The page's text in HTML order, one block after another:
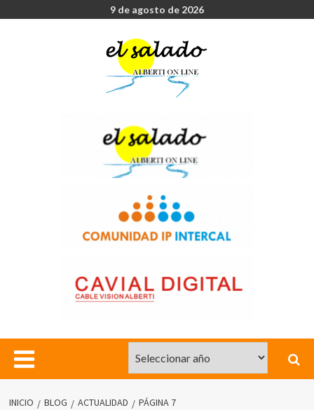
9 de agosto de 2026
INICIO BLOG ACTUALIDAD PÁGINA 7